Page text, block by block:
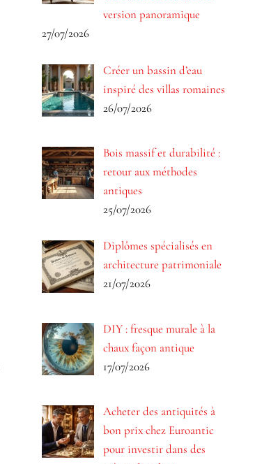
version panoramique
27/07/2026
Créer un bassin d’eau
inspiré des villas romaines
26/07/2026
Bois massif et durabilité :
retour aux méthodes
antiques
25/07/2026
Diplômes spécialisés en
architecture patrimoniale
21/07/2026
DIY : fresque murale à la
chaux façon antique
17/07/2026
Acheter des antiquités à
bon prix chez Euroantic
pour investir dans des